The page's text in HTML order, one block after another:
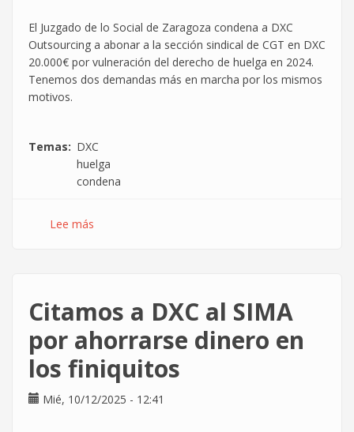
convenio
TIC?
El Juzgado de lo Social de Zaragoza condena a DXC
Outsourcing a abonar a la sección sindical de CGT en DXC
20.000€ por vulneración del derecho de huelga en 2024.
Tenemos dos demandas más en marcha por los mismos
motivos.
Temas
DXC
huelga
condena
Lee más
20.000€
CGT
por
vulneración
del
Citamos a DXC al SIMA
por ahorrarse dinero en
los finiquitos
Mié, 10/12/2025 - 12:41